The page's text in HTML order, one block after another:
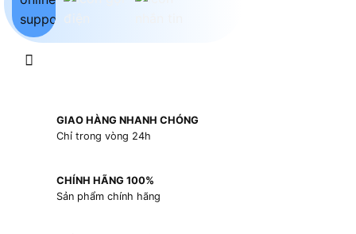
GIAO HÀNG NHANH CHÓNG
Chỉ trong vòng 24h
CHÍNH HÃNG 100%
Sản phẩm chính hãng